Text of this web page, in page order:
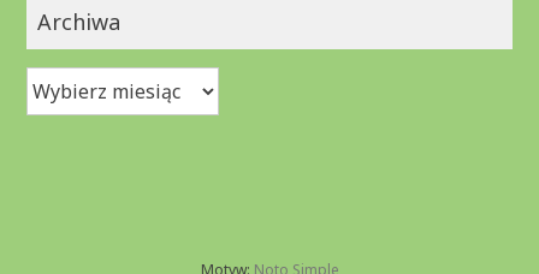
Archiwa
Archiwa